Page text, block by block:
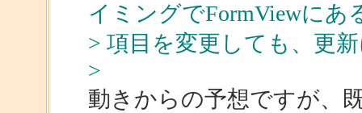
イミングでFormViewにあ
> 項目を変更しても、更
>
動きからの予想ですが、